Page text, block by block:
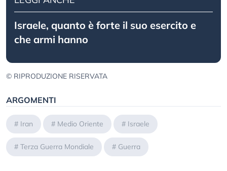
Israele, quanto è forte il suo esercito e
che armi hanno
© RIPRODUZIONE RISERVATA
ARGOMENTI
# Iran # Medio Oriente # Israele
# Terza Guerra Mondiale # Guerra